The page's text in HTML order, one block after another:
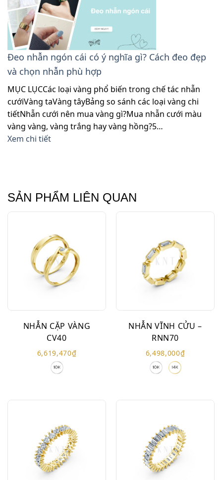
Đeo nhẫn ngón cái có ý nghĩa gì? Cách đeo đẹp
và chọn nhẫn phù hợp
MỤC LỤCCác loại vàng phổ biến trong chế tác nhẫn
cướiVàng taVàng tâyBảng so sánh các loại vàng chi
tiếtNhẫn cưới nên mua vàng gì?Mua nhẫn cưới màu
vàng vàng, vàng trắng hay vàng hồng?5…
Xem chi tiết
SẢN PHẨM LIÊN QUAN
NHẪN CẶP VÀNG
CV40
6,619,470₫
NHẪN VĨNH CỬU –
RNN70
6,498,000₫